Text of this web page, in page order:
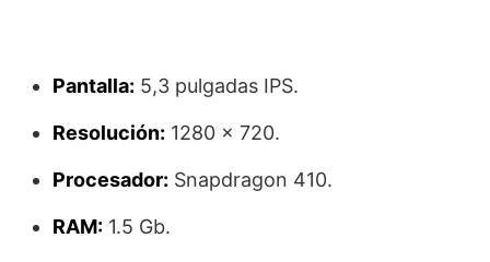
Pantalla: 5,3 pulgadas IPS.
Resolución: 1280 × 720.
Procesador: Snapdragon 410.
RAM: 1.5 Gb.